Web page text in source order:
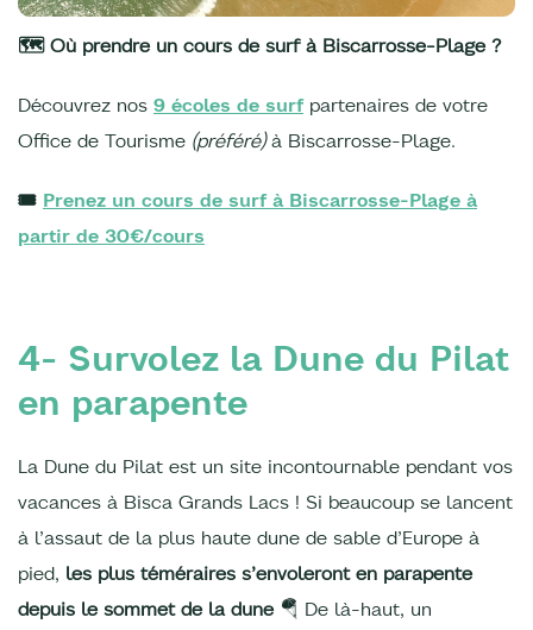
🗺️ Où prendre un cours de surf à Biscarrosse-Plage ?
Découvrez nos 9 écoles de surfpartenaires de votre
Office de Tourisme (préféré)à Biscarrosse-Plage.
🎟️ Prenez un cours de surf à Biscarrosse-Plage à
partir de 30€/cours
4- Survolez la Dune du Pilat
en parapente
La Dune du Pilat est un site incontournable pendant vos
vacances à Bisca Grands Lacs ! Si beaucoup se lancent
à l’assaut de la plus haute dune de sable d’Europe à
pied, les plus téméraires s’envoleront en parapente
depuis le sommet de la dune🪂 De là-haut, un